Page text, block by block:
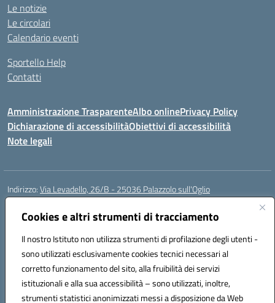
Cookies e altri strumenti di tracciamento
Il nostro Istituto non utilizza strumenti di profilazione degli utenti -
sono utilizzati esclusivamente cookies tecnici necessari al
corretto funzionamento del sito, alla fruibilità dei servizi
istituzionali e alla sua accessibilità – sono utilizzati, inoltre,
strumenti statistici anonimizzati messi a disposizione da Web
Le notizie
Le circolari
Calendario eventi
Sportello Help
Contatti
Amministrazione TrasparenteAlbo onlinePrivacy Policy
Dichiarazione di accessibilitàObiettivi di accessibilità
Note legali
Indirizzo:Via Levadello, 26/B - 25036 Palazzolo sull'Oglio
Centralino:
Posta elettronica certificata (PEC):bsis01800p@pec.istruzione.it
Codice fiscale: 91011920179
Codice meccanografico:BSIS01800P
Codice Indice delle Pubbliche Amministrazioni (IPA): istsc_bsis01800p
Codice unico di fatturazione (CUF): UFLUYU